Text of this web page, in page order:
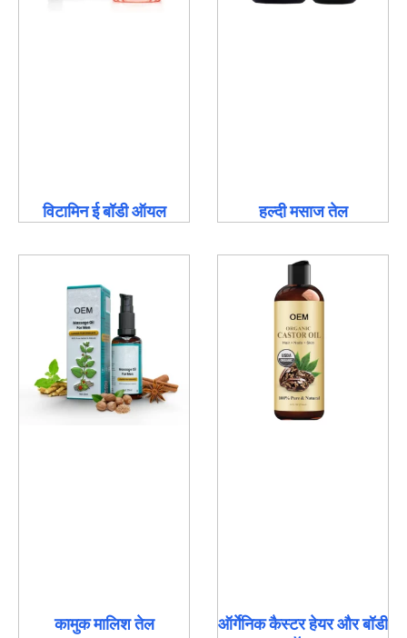
विटामिन ई बॉडी ऑयल हल्दी मसाज तेल
कामुक मालिश तेल
ऑर्गेनिक कैस्टर हेयर और बॉडी